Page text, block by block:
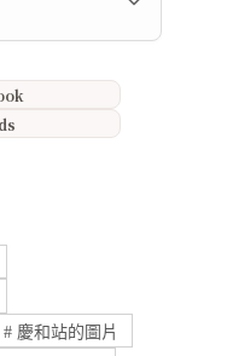
# 慶和站的圖片